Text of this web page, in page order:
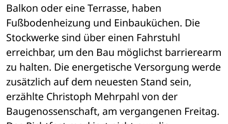
Balkon oder eine Terrasse, haben
Fußbodenheizung und Einbauküchen. Die
Stockwerke sind über einen Fahrstuhl
erreichbar, um den Bau möglichst barrierearm
zu halten. Die energetische Versorgung werde
zusätzlich auf dem neuesten Stand sein,
erzählte Christoph Mehrpahl von der
Baugenossenschaft, am vergangenen Freitag.